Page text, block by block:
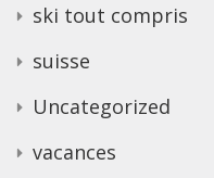
ski tout compris
suisse
Uncategorized
vacances